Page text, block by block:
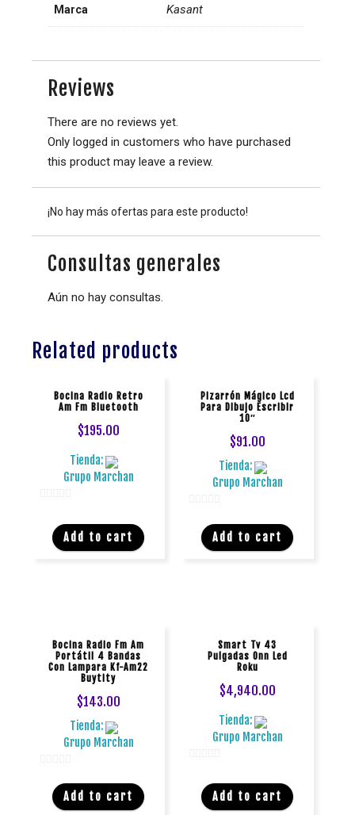
Marca Kasant
Reviews
There are no reviews yet.
Only logged in customers who have purchased
this product may leave a review.
¡No hay más ofertas para este producto!
Consultas generales
Aún no hay consultas.
Related products
Bocina Radio Retro
Am Fm Bluetooth
$195.00
Tienda:
Grupo Marchan
Add to cart
Pizarrón Mágico Lcd
Para Dibujo Escribir
10″
$91.00
Tienda:
Grupo Marchan
Add to cart
Bocina Radio Fm Am
Portátil 4 Bandas
Con Lampara Kf-Am22
Buytity
$143.00
Tienda:
Grupo Marchan
Add to cart
Smart Tv 43
Pulgadas Onn Led
Roku
$4,940.00
Tienda:
Grupo Marchan
Add to cart